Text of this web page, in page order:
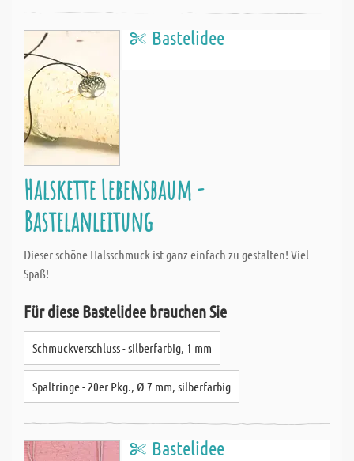
Bastelidee
Halskette Lebensbaum -
Bastelanleitung
Dieser schöne Halsschmuck ist ganz einfach zu gestalten! Viel
Spaß!
Für diese Bastelidee brauchen Sie
Schmuckverschluss - silberfarbig, 1 mm
Spaltringe - 20er Pkg., Ø 7 mm, silberfarbig
Bastelidee